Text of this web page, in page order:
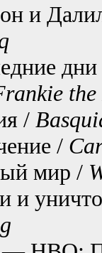
и
/
/
мир /
и